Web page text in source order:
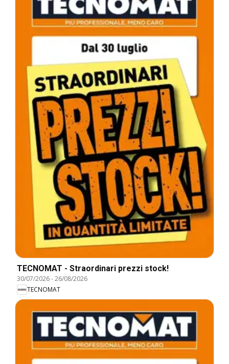
TECNOMAT - Straordinari prezzi stock!
30/07/2026-26/08/2026
TECNOMAT